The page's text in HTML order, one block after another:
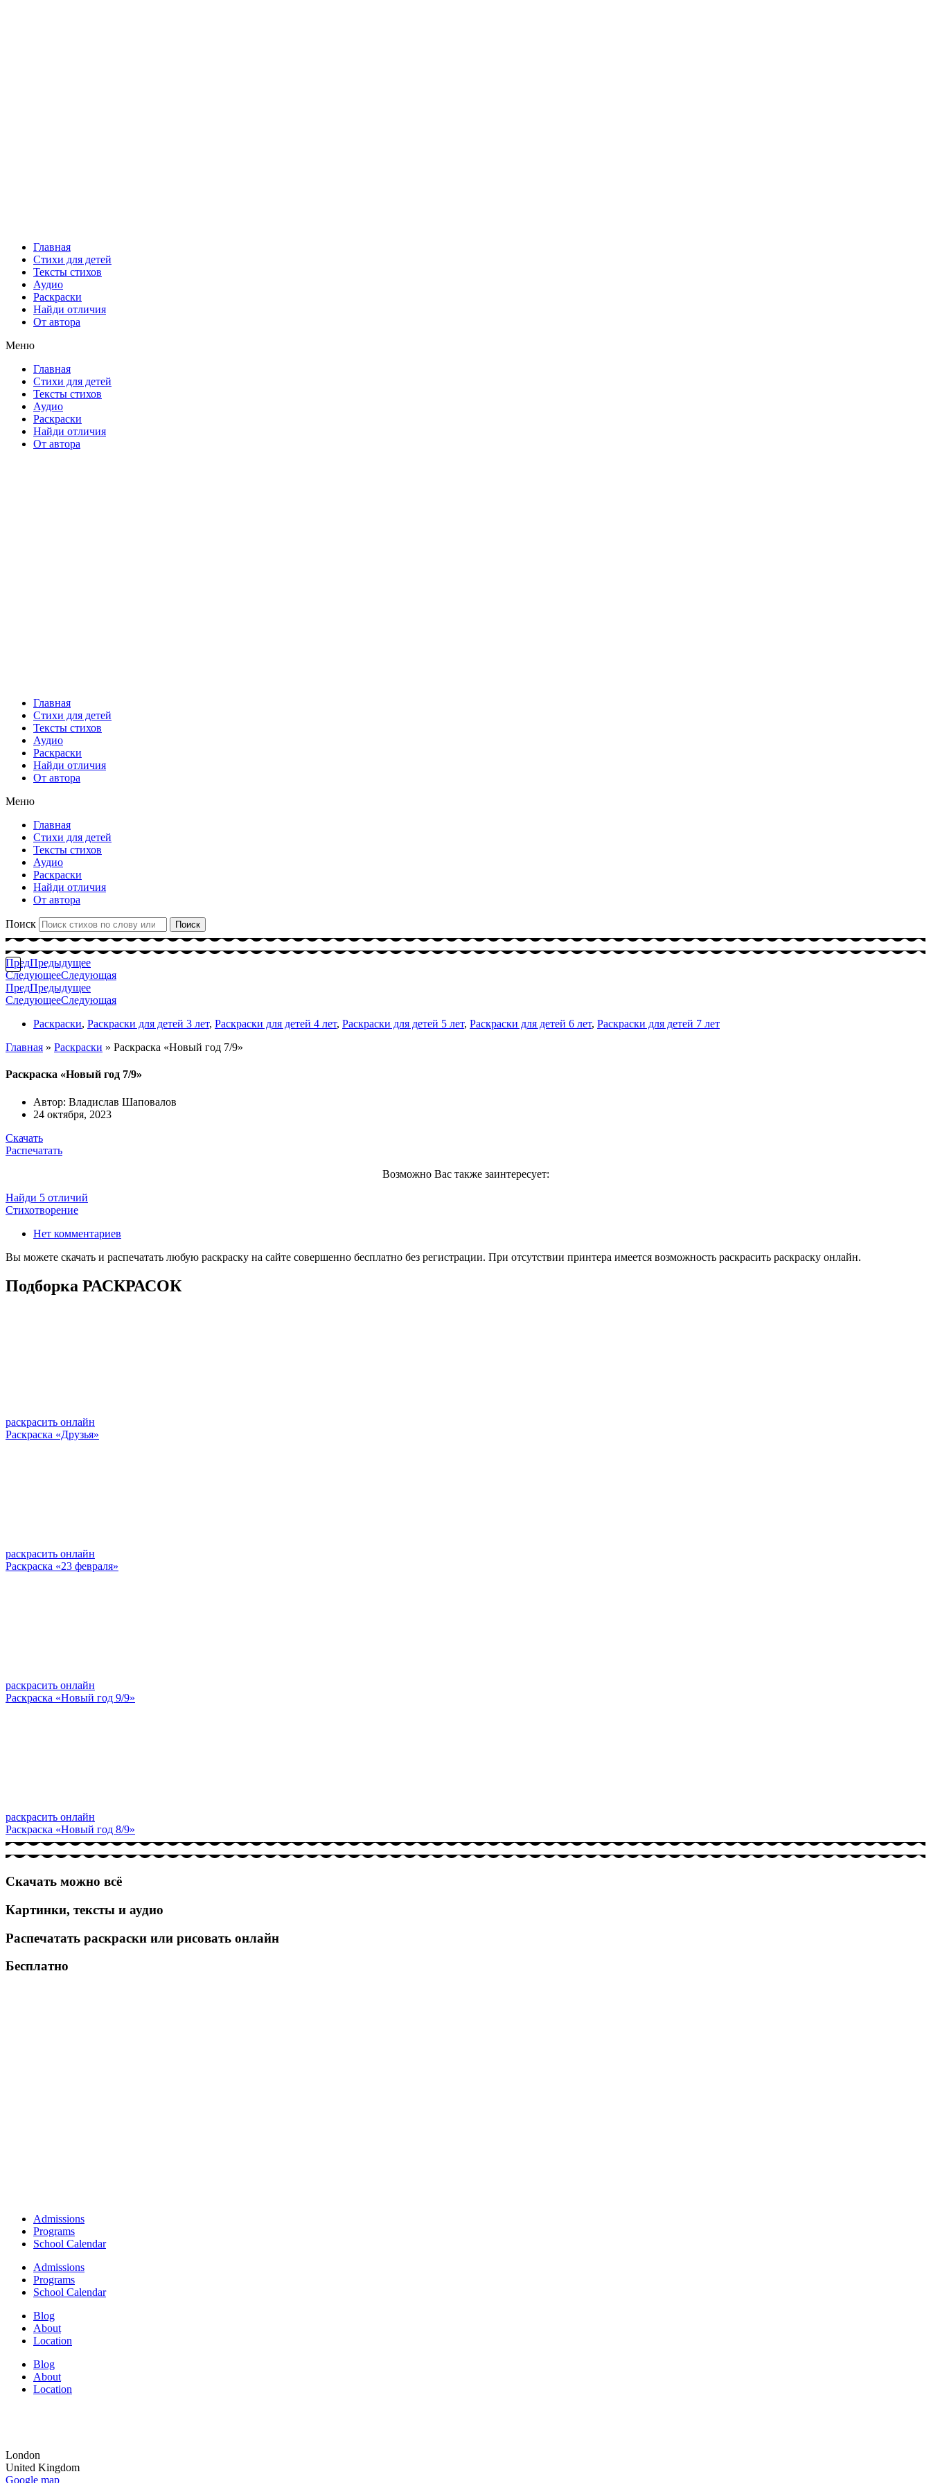
Главная
Стихи для детей
Тексты стихов
Аудио
Раскраски
Найди отличия
От автора
Меню
Главная
Стихи для детей
Тексты стихов
Аудио
Раскраски
Найди отличия
От автора
Главная
Стихи для детей
Тексты стихов
Аудио
Раскраски
Найди отличия
От автора
Меню
Главная
Стихи для детей
Тексты стихов
Аудио
Раскраски
Найди отличия
От автора
Поиск Поиск
ПредПредыдущее
СледующееСледующая
ПредПредыдущее
СледующееСледующая
Раскраски, Раскраски для детей 3 лет, Раскраски для детей 4 лет, Раскраски для детей 5 лет, Раскраски для детей 6 лет, Раскраски для детей 7 лет
Главная » Раскраски » Раскраска «Новый год 7/9»
Раскраска «Новый год 7/9»
Автор: Владислав Шаповалов
24 октября, 2023
Скачать
Распечатать
Возможно Вас также заинтересует:
Найди 5 отличий
Стихотворение
Нет комментариев
Вы можете скачать и распечатать любую раскраску на сайте совершенно бесплатно без регистрации. При отсутствии принтера имеется возможность раскрасить раскраску онлайн.
Подборка РАСКРАСОК
раскрасить онлайн
Раскраска «Друзья»
раскрасить онлайн
Раскраска «23 февраля»
раскрасить онлайн
Раскраска «Новый год 9/9»
раскрасить онлайн
Раскраска «Новый год 8/9»
Скачать можно всё
Картинки, тексты и аудио
Распечатать раскраски или рисовать онлайн
Бесплатно
Admissions
Programs
School Calendar
Admissions
Programs
School Calendar
Blog
About
Location
Blog
About
Location
London
United Kingdom
Google map